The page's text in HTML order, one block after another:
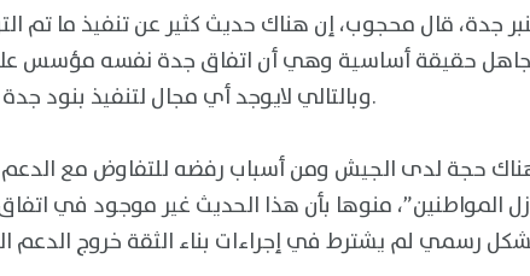
جدة، قال محجوب، إن هناك حديث كثير عن تنفيذ ما تم
حقيقة أساسية وهي أن اتفاق جدة نفسه مؤسس
وبالتالي لايوجد أي مجال لتنفيذ بنود جدة مالم يتم وقف إطلاق النار.
حجة لدى الجيش ومن أسباب رفضه للتفاوض مع
المواطنين”، منوها بأن هذا الحديث غير موجود في